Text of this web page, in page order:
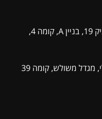
קמפוס לעסקים יובלים, רח' פצ'ורניק 19, בניין A, קומה 4,
דרך מנחם בגין 132 מגדלי עזריאלי, מגדל משולש, קומה 39